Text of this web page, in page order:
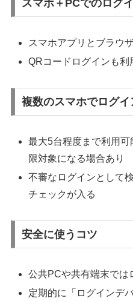
スマホ＋PCでのログ
スマホアプリとブラウ
QRコードログインも利
複数のスマホでログイ
最大5台程度まで利用可
限対象になる場合あり
不審なログインとして
チェックが入る
安全に使うコツ
公共PCや共有端末では
定期的に「ログインデ